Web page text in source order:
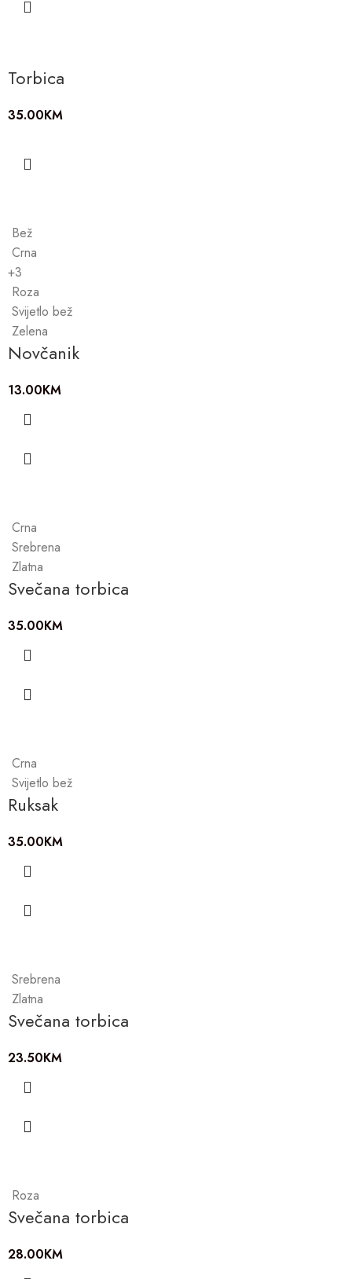
Torbica
35.00KM
Bež
Crna
+3
Roza
Svijetlo bež
Zelena
Novčanik
13.00KM
Crna
Srebrena
Zlatna
Svečana torbica
35.00KM
Crna
Svijetlo bež
Ruksak
35.00KM
Srebrena
Zlatna
Svečana torbica
23.50KM
Roza
Svečana torbica
28.00KM